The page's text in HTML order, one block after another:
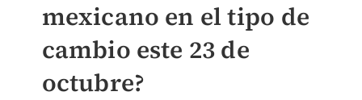
mexicano en el tipo de
cambio este 23 de
octubre?